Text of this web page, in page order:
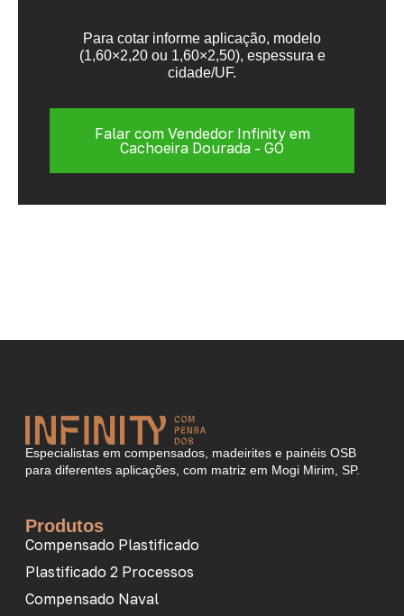
Para cotar informe aplicação, modelo
(1,60×2,20 ou 1,60×2,50), espessura e
cidade/UF.
Falar com Vendedor Infinity em
Cachoeira Dourada - GO
Especialistas em compensados, madeirites e painéis OSB
para diferentes aplicações, com matriz em Mogi Mirim, SP.
Produtos
Compensado Plastificado
Plastificado 2 Processos
Compensado Naval